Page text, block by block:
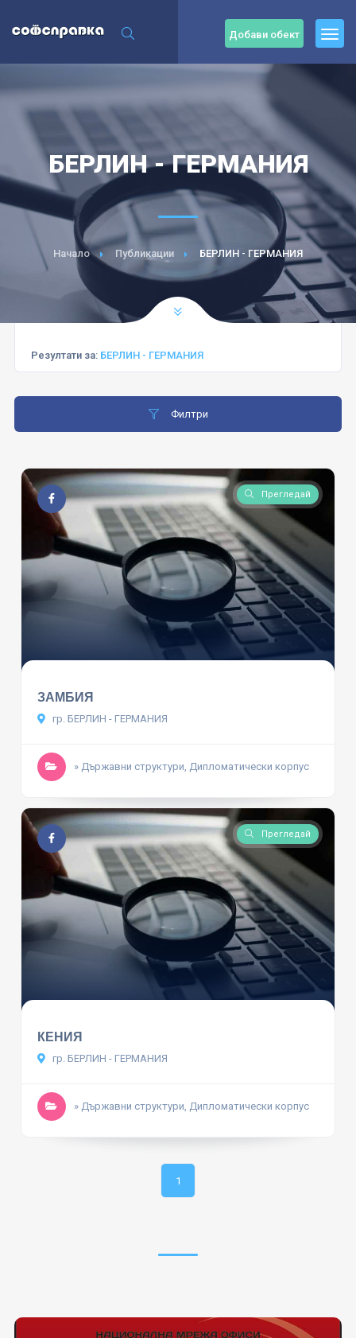
Добави обект
БЕРЛИН - ГЕРМАНИЯ
Начало Публикации БЕРЛИН - ГЕРМАНИЯ
Резултати за: БЕРЛИН - ГЕРМАНИЯ
Филтри
Прегледай
ЗАМБИЯ
гр. БЕРЛИН - ГЕРМАНИЯ
» Държавни структури, Дипломатически корпус
Прегледай
КЕНИЯ
гр. БЕРЛИН - ГЕРМАНИЯ
» Държавни структури, Дипломатически корпус
1